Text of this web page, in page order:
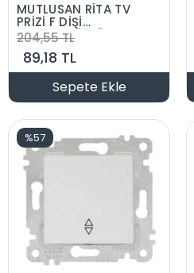
MUTLUSAN RİTA TV
PRİZİ F DİŞİ
KONNEKTÖRLÜ
204,55 TL
89,18 TL
Sepete Ekle
%57